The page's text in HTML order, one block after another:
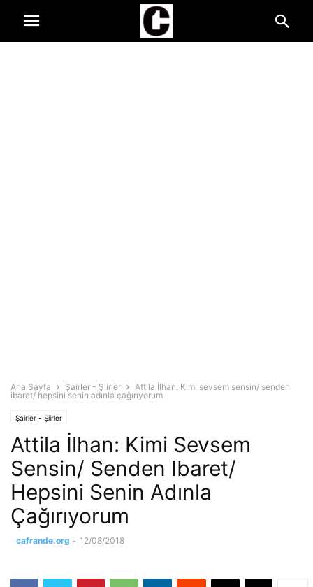
Ana Sayfa Şairler - Şiirler
Attila İlhan: Kimi sevsem sensin/ senden
ibaret/ hepsini senin adınla çağırıyorum
Şairler - Şiirler
Attila İlhan: Kimi Sevsem
Sensin/ Senden Ibaret/
Hepsini Senin Adınla
Çağırıyorum
cafrande.org - 12/08/2018